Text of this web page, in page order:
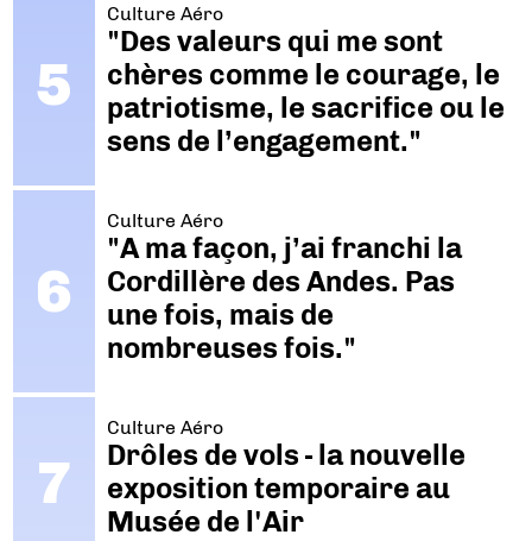
Culture Aéro
"Des valeurs qui me sont
chères comme le courage, le
patriotisme, le sacrifice ou le
sens de l’engagement."
Culture Aéro
"A ma façon, j’ai franchi la
Cordillère des Andes. Pas
une fois, mais de
nombreuses fois."
Culture Aéro
Drôles de vols - la nouvelle
exposition temporaire au
Musée de l'Air